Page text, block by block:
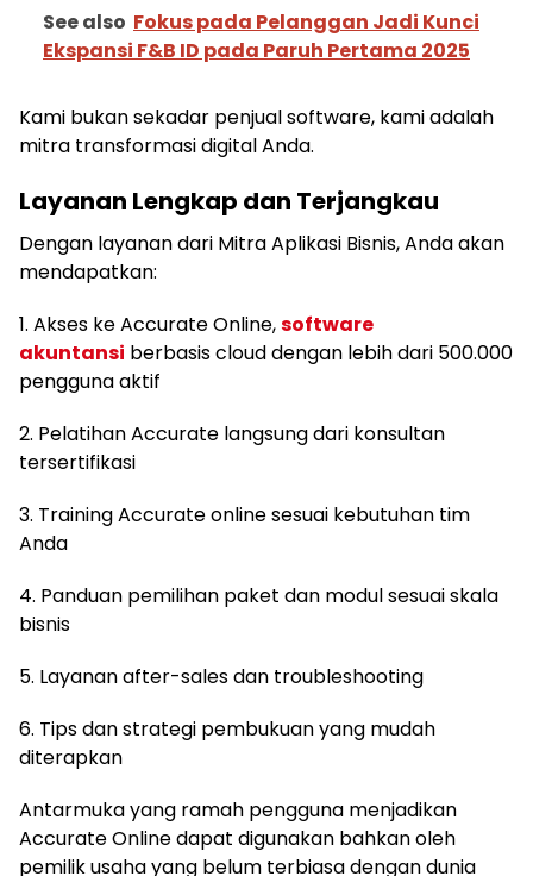
See also Fokus pada Pelanggan Jadi Kunci
Ekspansi F&B ID pada Paruh Pertama 2025
Kami bukan sekadar penjual software, kami adalah
mitra transformasi digital Anda.
Layanan Lengkap dan Terjangkau
Dengan layanan dari Mitra Aplikasi Bisnis, Anda akan
mendapatkan:
1. Akses ke Accurate Online,software
akuntansi berbasis cloud dengan lebih dari 500.000
pengguna aktif
2. Pelatihan Accurate langsung dari konsultan
tersertifikasi
3. Training Accurate online sesuai kebutuhan tim
Anda
4. Panduan pemilihan paket dan modul sesuai skala
bisnis
5. Layanan after-sales dan troubleshooting
6. Tips dan strategi pembukuan yang mudah
diterapkan
Antarmuka yang ramah pengguna menjadikan
Accurate Online dapat digunakan bahkan oleh
pemilik usaha yang belum terbiasa dengan dunia